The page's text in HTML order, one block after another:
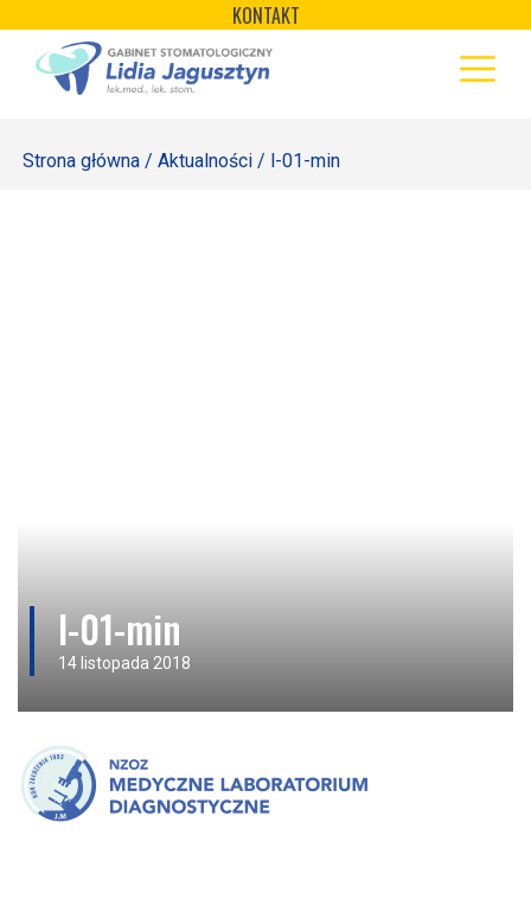
content
KONTAKT ×
STRONA GŁÓWNA
REJESTRACJA
Strona główna / Aktualności / l-01-min
l-01-min
14 listopada 2018